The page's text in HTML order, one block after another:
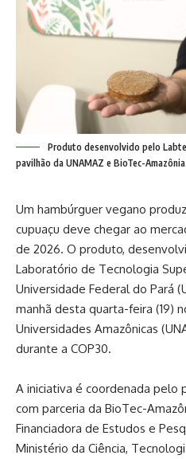
Produto desenvolvido pelo
pavilhão da UNAMAZ e BioTec-
Um hambúrguer vegano
cupuaçu deve chegar ao
de 2026. O produto,
Laboratório de Tecnologia
Universidade Federal do Pará
manhã desta quarta-feira (19)
Universidades Amazônicas
durante a COP30.
A iniciativa é coordenada pelo
com parceria da BioTec-
Financiadora de Estudos e
Ministério da Ciência,